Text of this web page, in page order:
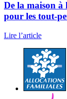
De la maison à
pour les tout-
Lire l’article